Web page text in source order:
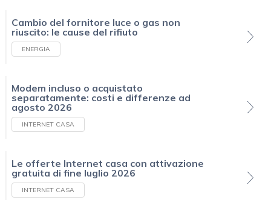
Cambio del fornitore luce o gas non
riuscito: le cause del rifiuto
ENERGIA
Modem incluso o acquistato
separatamente: costi e differenze ad
agosto 2026
INTERNET CASA
Le offerte Internet casa con attivazione
gratuita di fine luglio 2026
INTERNET CASA